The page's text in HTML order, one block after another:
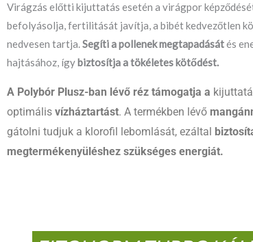
Virágzás előtti kijuttatás esetén a virágpor
befolyásolja, fertilitását javítja, a bibét kedvezőtlen
nedvesen tartja.Segíti a pollenek megtapadásátés
hajtásához, így biztosítja a tökéletes kötődést.
A Polybór Plusz-ban lévő réz támogatja a
optimális vízháztartást. A termékben lévő
gátolni tudjuk a klorofil lebomlását, ezáltal
megtermékenyüléshez szükséges energiát.